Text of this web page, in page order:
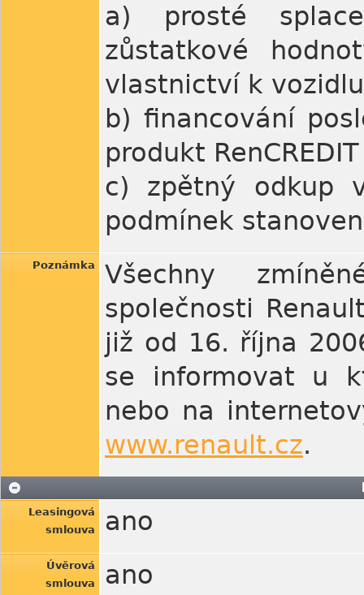
a) prosté
zůstatkové
vlastnictví k
b) financování
produkt
c) zpětný odkup
podmínek
Poznámka
Všechny
společnosti
již od 16. října
se informovat u
nebo na
www.renault.cz.
Leasingová
smlouva
ano
Úvěrová
smlouva
ano